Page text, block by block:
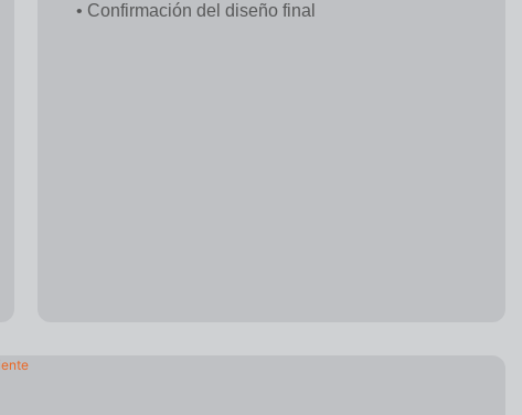
• Confirmación del diseño final